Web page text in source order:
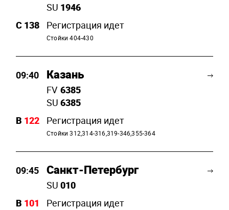
SU 1946
C 138 Регистрация идет
Стойки 404-430
09:40 Казань
FV 6385
SU 6385
B 122 Регистрация идет
Стойки 312,314-316,319-346,355-364
09:45 Санкт-Петербург
SU 010
B 101 Регистрация идет